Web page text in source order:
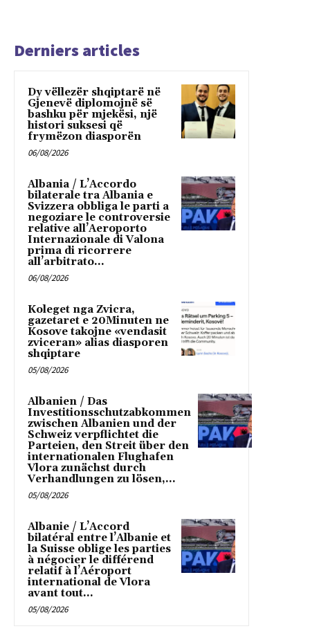
Derniers articles
Dy vëllezër shqiptarë në
Gjenevë diplomojnë së
bashku për mjekësi, një
histori suksesi që
frymëzon diasporën
06/08/2026
Albania / L’Accordo
bilaterale tra Albania e
Svizzera obbliga le parti a
negoziare le controversie
relative all’Aeroporto
Internazionale di Valona
prima di ricorrere
all’arbitrato...
06/08/2026
Koleget nga Zvicra,
gazetaret e 20Minuten ne
Kosove takojne «vendasit
zviceran» alias diasporen
shqiptare
05/08/2026
Albanien / Das
Investitionsschutzabkommen
zwischen Albanien und der
Schweiz verpflichtet die
Parteien, den Streit über den
internationalen Flughafen
Vlora zunächst durch
Verhandlungen zu lösen,...
05/08/2026
Albanie / L’Accord
bilatéral entre l’Albanie et
la Suisse oblige les parties
à négocier le différend
relatif à l’Aéroport
international de Vlora
avant tout...
05/08/2026